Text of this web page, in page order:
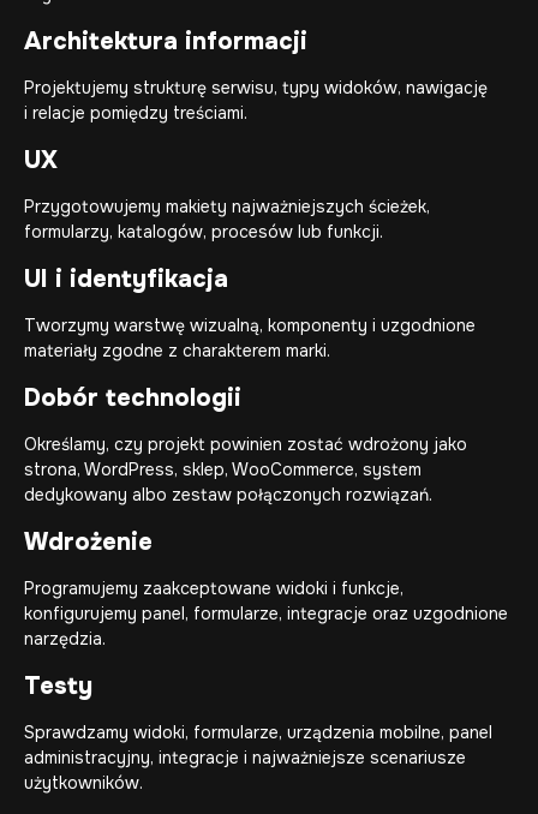
Architektura informacji
Projektujemy strukturę serwisu, typy widoków, nawigację
i relacje pomiędzy treściami.
UX
Przygotowujemy makiety najważniejszych ścieżek,
formularzy, katalogów, procesów lub funkcji.
UI i identyfikacja
Tworzymy warstwę wizualną, komponenty i uzgodnione
materiały zgodne z charakterem marki.
Dobór technologii
Określamy, czy projekt powinien zostać wdrożony jako
strona, WordPress, sklep, WooCommerce, system
dedykowany albo zestaw połączonych rozwiązań.
Wdrożenie
Programujemy zaakceptowane widoki i funkcje,
konfigurujemy panel, formularze, integracje oraz uzgodnione
narzędzia.
Testy
Sprawdzamy widoki, formularze, urządzenia mobilne, panel
administracyjny, integracje i najważniejsze scenariusze
użytkowników.